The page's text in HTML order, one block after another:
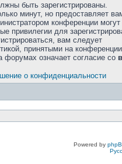
быть зарегистрированы.
минут, но предоставляет
конференции
привилегии для
вам следует
принятыми на
форумах означает согласие со
о конфиденциальности
Powered by